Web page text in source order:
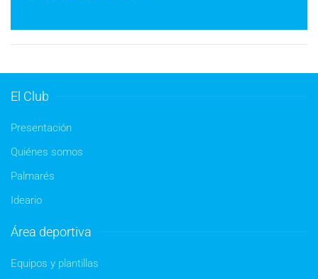
El Club
Presentación
Quiénes somos
Palmarés
Ideario
Área deportiva
Equipos y plantillas